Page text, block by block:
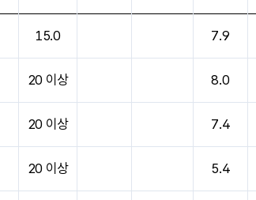
15.0 7.9
20 이상 8.0
20 이상 7.4
20 이상 5.4